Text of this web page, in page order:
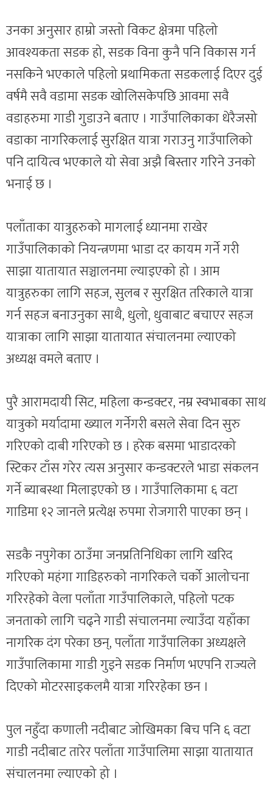
उनका अनुसार हाम्रो जस्तो विकट क्षेत्रमा पहिलो
आवश्यकता सडक हो, सडक विना कुनै पनि विकास गर्न
नसकिने भएकाले पहिलो प्रथामिकता सडकलाई दिएर दुई
वर्षमै सवै वडामा सडक खोलिसकेपछि आवमा सवै
वडाहरुमा गाडी गुडाउने बताए । गाउँपालिकाका धेरैजसो
वडाका नागरिकलाई सुरक्षित यात्रा गराउनु गाउँपालिको
पनि दायित्व भएकाले यो सेवा अझै बिस्तार गरिने उनको
भनाई छ ।
पलाँताका यात्रुहरुको मागलाई ध्यानमा राखेर
गाउँपालिकाको नियन्त्रणमा भाडा दर कायम गर्ने गरी
साझा यातायात सञ्चालनमा ल्याइएको हो । आम
यात्रुहरुका लागि सहज, सुलब र सुरक्षित तरिकाले यात्रा
गर्न सहज बनाउनुका साथै, धुलो, धुवाबाट बचाएर सहज
यात्राका लागि साझा यातायात संचालनमा ल्याएको
अध्यक्ष वमले बताए ।
पुरै आरामदायी सिट, महिला कन्डक्टर, नम्र स्वभाबका साथ
यात्रुको मर्यादामा ख्याल गर्नेगरी बसले सेवा दिन सुरु
गरिएको दाबी गरिएको छ । हरेक बसमा भाडादरको
स्टिकर टाँस गरेर त्यस अनुसार कन्डक्टरले भाडा संकलन
गर्ने ब्याबस्था मिलाइएको छ । गाउँपालिकामा ६ वटा
गाडिमा १२ जानले प्रत्येक्ष रुपमा रोजगारी पाएका छन् ।
सडकै नपुगेका ठाउँमा जनप्रतिनिधिका लागि खरिद
गरिएको महंगा गाडिहरुको नागरिकले चर्को आलोचना
गरिरहेको वेला पलाँता गाउँपालिकाले, पहिलो पटक
जनताको लागि चढ्ने गाडी संचालनमा ल्याउँदा यहाँका
नागरिक दंग परेका छन्, पलाँता गाउँपालिका अध्यक्षले
गाउँपालिकामा गाडी गुड्ने सडक निर्माण भएपनि राज्यले
दिएको मोटरसाइकलमै यात्रा गरिरहेका छन ।
पुल नहुँदा कणाली नदीबाट जोखिमका बिच पनि ६ वटा
गाडी नदीबाट तारेर पलाँता गाउँपालिमा साझा यातायात
संचालनमा ल्याएको हो ।